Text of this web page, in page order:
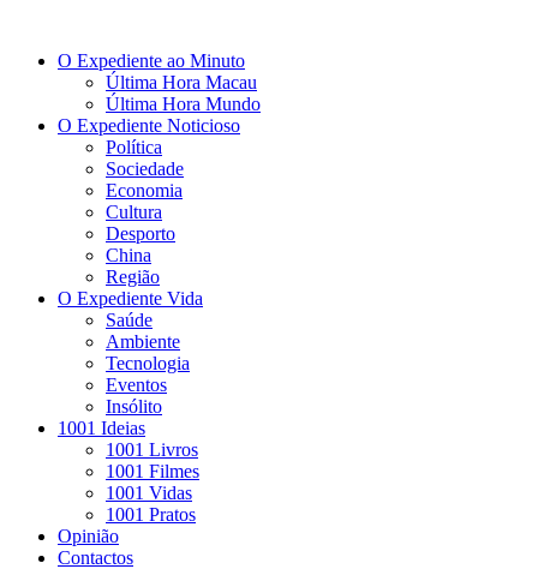
O Expediente ao Minuto
Última Hora Macau
Última Hora Mundo
O Expediente Noticioso
Política
Sociedade
Economia
Cultura
Desporto
China
Região
O Expediente Vida
Saúde
Ambiente
Tecnologia
Eventos
Insólito
1001 Ideias
1001 Livros
1001 Filmes
1001 Vidas
1001 Pratos
Opinião
Contactos